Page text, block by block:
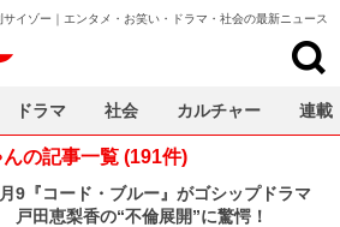
サイゾー｜エンタメ・お笑い・ドラマ・社会の最新ニュース
の記事一覧 (191件)
9『コード・ブルー』がゴシップドラマ
田恵梨香の“不倫展開”に驚愕！
ドラマ 社会 カルチャー 連載